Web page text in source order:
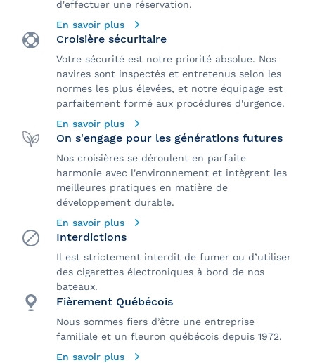
d'effectuer une réservation.
En savoir plus
Croisière sécuritaire
Votre sécurité est notre priorité absolue. Nos
navires sont inspectés et entretenus selon les
normes les plus élevées, et notre équipage est
parfaitement formé aux procédures d'urgence.
En savoir plus
On s'engage pour les générations futures
Nos croisières se déroulent en parfaite
harmonie avec l'environnement et intègrent les
meilleures pratiques en matière de
développement durable.
En savoir plus
Interdictions
Il est strictement interdit de fumer ou d’utiliser
des cigarettes électroniques à bord de nos
bateaux.
Fièrement Québécois
Nous sommes fiers d’être une entreprise
familiale et un fleuron québécois depuis 1972.
En savoir plus